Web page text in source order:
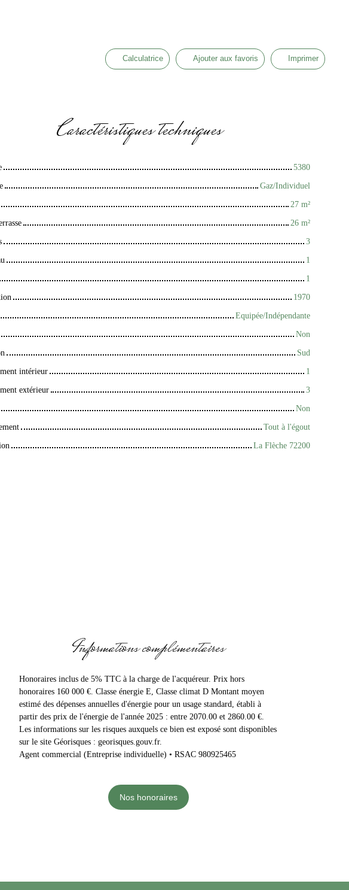
Calculatrice Ajouter aux favoris Imprimer
Caractéristiquestechniques
5380
Gaz/Individuel
27 m²
26 m²
3
1
1
1970
Equipée/Indépendante
Non
Sud
intérieur
1
extérieur
3
Non
Tout à l'égout
La Flèche 72200
Informations complémentaires
Honoraires inclus de 5% TTC à la charge de l'acquéreur. Prix hors
honoraires 160 000 €. Classe énergie E, Classe climat D Montant moyen
estimé des dépenses annuelles d'énergie pour un usage standard, établi à
partir des prix de l'énergie de l'année 2025 : entre 2070.00 et 2860.00 €.
Les informations sur les risques auxquels ce bien est exposé sont disponibles
sur le site Géorisques : georisques.gouv.fr.
Agent commercial (Entreprise individuelle) • RSAC 980925465
Nos honoraires